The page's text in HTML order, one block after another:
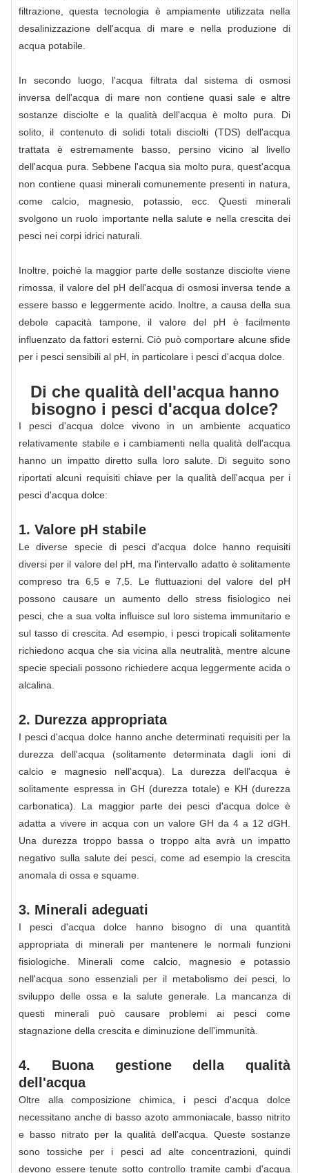
filtrazione, questa tecnologia è ampiamente utilizzata nella
desalinizzazione dell'acqua di mare e nella produzione di
acqua potabile.
In secondo luogo, l'acqua filtrata dal sistema di osmosi
inversa dell'acqua di mare non contiene quasi sale e altre
sostanze disciolte e la qualità dell'acqua è molto pura. Di
solito, il contenuto di solidi totali disciolti (TDS) dell'acqua
trattata è estremamente basso, persino vicino al livello
dell'acqua pura. Sebbene l'acqua sia molto pura, quest'acqua
non contiene quasi minerali comunemente presenti in natura,
come calcio, magnesio, potassio, ecc. Questi minerali
svolgono un ruolo importante nella salute e nella crescita dei
pesci nei corpi idrici naturali.
Inoltre, poiché la maggior parte delle sostanze disciolte viene
rimossa, il valore del pH dell'acqua di osmosi inversa tende a
essere basso e leggermente acido. Inoltre, a causa della sua
debole capacità tampone, il valore del pH è facilmente
influenzato da fattori esterni. Ciò può comportare alcune sfide
per i pesci sensibili al pH, in particolare i pesci d'acqua dolce.
Di che qualità dell'acqua hanno
bisogno i pesci d'acqua dolce?
I pesci d'acqua dolce vivono in un ambiente acquatico
relativamente stabile e i cambiamenti nella qualità dell'acqua
hanno un impatto diretto sulla loro salute. Di seguito sono
riportati alcuni requisiti chiave per la qualità dell'acqua per i
pesci d'acqua dolce:
1. Valore pH stabile
Le diverse specie di pesci d'acqua dolce hanno requisiti
diversi per il valore del pH, ma l'intervallo adatto è solitamente
compreso tra 6,5 ​​e 7,5. Le fluttuazioni del valore del pH
possono causare un aumento dello stress fisiologico nei
pesci, che a sua volta influisce sul loro sistema immunitario e
sul tasso di crescita. Ad esempio, i pesci tropicali solitamente
richiedono acqua che sia vicina alla neutralità, mentre alcune
specie speciali possono richiedere acqua leggermente acida o
alcalina.
2. Durezza appropriata
I pesci d'acqua dolce hanno anche determinati requisiti per la
durezza dell'acqua (solitamente determinata dagli ioni di
calcio e magnesio nell'acqua). La durezza dell'acqua è
solitamente espressa in GH (durezza totale) e KH (durezza
carbonatica). La maggior parte dei pesci d'acqua dolce è
adatta a vivere in acqua con un valore GH da 4 a 12 dGH.
Una durezza troppo bassa o troppo alta avrà un impatto
negativo sulla salute dei pesci, come ad esempio la crescita
anomala di ossa e squame.
3. Minerali adeguati
I pesci d'acqua dolce hanno bisogno di una quantità
appropriata di minerali per mantenere le normali funzioni
fisiologiche. Minerali come calcio, magnesio e potassio
nell'acqua sono essenziali per il metabolismo dei pesci, lo
sviluppo delle ossa e la salute generale. La mancanza di
questi minerali può causare problemi ai pesci come
stagnazione della crescita e diminuzione dell'immunità.
4. Buona gestione della qualità
dell'acqua
Oltre alla composizione chimica, i pesci d'acqua dolce
necessitano anche di basso azoto ammoniacale, basso nitrito
e basso nitrato per la qualità dell'acqua. Queste sostanze
sono tossiche per i pesci ad alte concentrazioni, quindi
devono essere tenute sotto controllo tramite cambi d'acqua